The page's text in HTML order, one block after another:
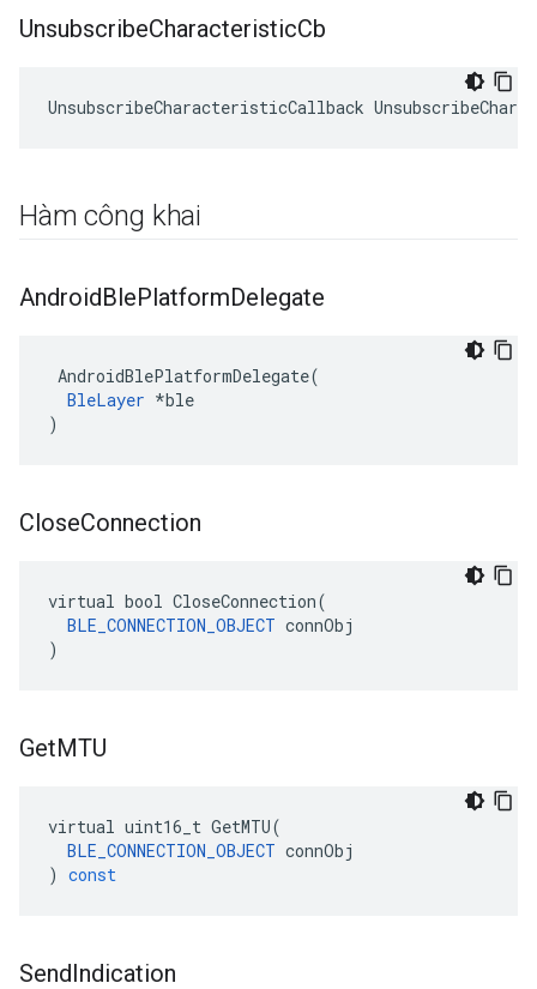
UnsubscribeCharacteristicCb
UnsubscribeCharacteristicCallback
Hàm công khai
AndroidBlePlatformDelegate
AndroidBlePlatformDelegate(
BleLayer *ble
)
CloseConnection
virtual bool CloseConnection(
BLE_CONNECTION_OBJECT connObj
)
GetMTU
virtual uint16_t GetMTU(
BLE_CONNECTION_OBJECT connObj
) const
SendIndication